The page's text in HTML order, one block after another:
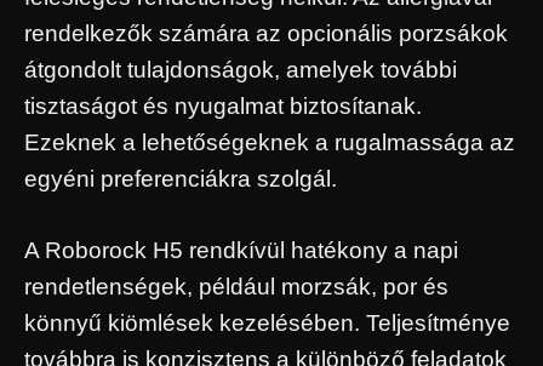
rendelkezők számára az opcionális porzsákok
átgondolt tulajdonságok, amelyek további
tisztaságot és nyugalmat biztosítanak.
Ezeknek a lehetőségeknek a rugalmassága az
egyéni preferenciákra szolgál.
A Roborock H5 rendkívül hatékony a napi
rendetlenségek, például morzsák, por és
könnyű kiömlések kezelésében. Teljesítménye
továbbra is konzisztens a különböző feladatok